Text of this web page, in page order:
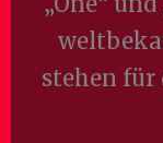
stehen für